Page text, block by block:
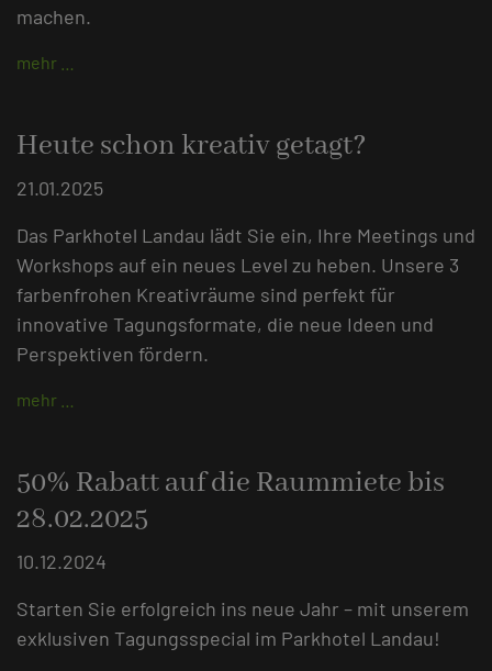
machen.
mehr …
Heute schon kreativ getagt?
21.01.2025
Das Parkhotel Landau lädt Sie ein, Ihre Meetings und
Workshops auf ein neues Level zu heben. Unsere 3
farbenfrohen Kreativräume sind perfekt für
innovative Tagungsformate, die neue Ideen und
Perspektiven fördern.
mehr …
50% Rabatt auf die Raummiete bis
28.02.2025
10.12.2024
Starten Sie erfolgreich ins neue Jahr – mit unserem
exklusiven Tagungsspecial im Parkhotel Landau!